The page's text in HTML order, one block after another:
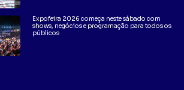
Expofeira 2026 começa neste sábado com
shows, negócios e programação para todos os
públicos